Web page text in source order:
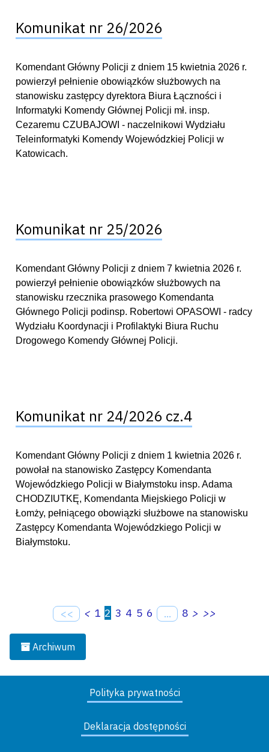
Komunikat nr 26/2026
Komendant Główny Policji z dniem 15 kwietnia 2026 r.
powierzył pełnienie obowiązków służbowych na
stanowisku zastępcy dyrektora Biura Łączności i
Informatyki Komendy Głównej Policji mł. insp.
Cezaremu CZUBAJOWI - naczelnikowi Wydziału
Teleinformatyki Komendy Wojewódzkiej Policji w
Katowicach.
Komunikat nr 25/2026
Komendant Główny Policji z dniem 7 kwietnia 2026 r.
powierzył pełnienie obowiązków służbowych na
stanowisku rzecznika prasowego Komendanta
Głównego Policji podinsp. Robertowi OPASOWI - radcy
Wydziału Koordynacji i Profilaktyki Biura Ruchu
Drogowego Komendy Głównej Policji.
Komunikat nr 24/2026 cz.4
Komendant Główny Policji z dniem 1 kwietnia 2026 r.
powołał na stanowisko Zastępcy Komendanta
Wojewódzkiego Policji w Białymstoku insp. Adama
CHODZIUTKĘ, Komendanta Miejskiego Policji w
Łomży, pełniącego obowiązki służbowe na stanowisku
Zastępcy Komendanta Wojewódzkiego Policji w
Białymstoku.
<< < 1 2 3 4 5 6 ... 8 > >>
Archiwum
Polityka prywatności
Deklaracja dostępności